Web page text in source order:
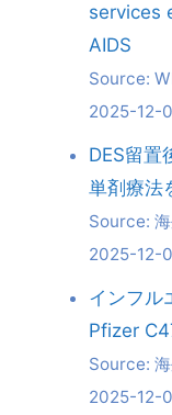
services
AIDS
Source:
2025-12-
DES留置
単剤療法
Source:
2025-12-
インフル
Pfizer
Source:
2025-12-